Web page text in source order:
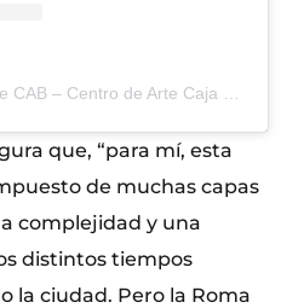
que, “para mí, esta
de muchas capas
complejidad y una
distintos tiempos
la ciudad. Pero la Roma